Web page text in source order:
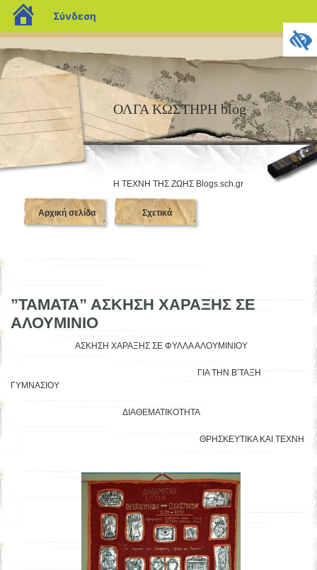
blogs.sch.gr
Σύνδεση
ΟΛΓΑ ΚΩΣΤΗΡΗ blog
H ΤΕΧΝΗ ΤΗΣ ΖΩΗΣ Blogs.sch.gr
Αρχική σελίδα Σχετικά
”ΤΑΜΑΤΑ” ΑΣΚΗΣΗ ΧΑΡΑΞΗΣ ΣΕ
ΑΛΟΥΜΙΝΙΟ
ΑΣΚΗΣΗ ΧΑΡΑΞΗΣ ΣΕ ΦΥΛΛΑ ΑΛΟΥΜΙΝΙΟΥ
ΓΙΑ ΤΗΝ Β’ΤΑΞΗ
ΓΥΜΝΑΣΙΟΥ
ΔΙΑΘΕΜΑΤΙΚΟΤΗΤΑ
ΘΡΗΣΚΕΥΤΙΚΑ ΚΑΙ ΤΕΧΝΗ